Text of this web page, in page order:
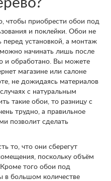
чтобы приобрести обои под
и поклейки. Обои не
перед установкой, а монтаж
начинать лишь после
и обработано. Вы можете
магазине или салоне
не дожидаясь материалов
с натуральным
такие обои, то разницу с
трудно, а правильное
позволит сделать
то, что они сберегут
поскольку объём
того обои под
в большом количестве